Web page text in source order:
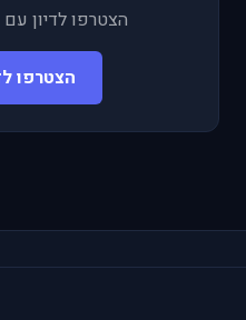
הצטרפו לדיון
הצטרפו